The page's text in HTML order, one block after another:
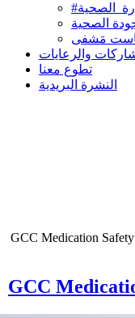
الصحية
مَشفى
والرعايات
تطوع معنا
النشرة البريدية
(GCC Medication